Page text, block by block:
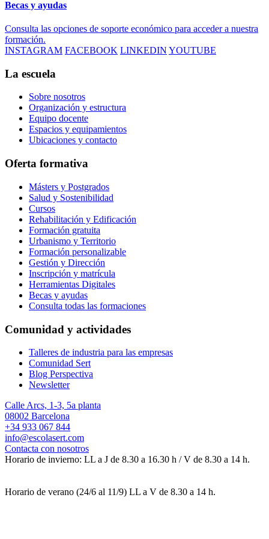
Becas y ayudas
Consulta las opciones de soporte económico para acceder a nuestra
formación.
INSTAGRAM FACEBOOK LINKEDIN YOUTUBE
La escuela
Sobre nosotros
Organización y estructura
Equipo docente
Espacios y equipamientos
Ubicaciones y contacto
Oferta formativa
Másters y Postgrados
Salud y Sostenibilidad
Cursos
Rehabilitación y Edificación
Formación gratuita
Urbanismo y Territorio
Formación personalizable
Gestión y Dirección
Inscripción y matrícula
Herramientas Digitales
Becas y ayudas
Consulta todas las formaciones
Comunidad y actividades
Talleres de industria para las empresas
Comunidad Sert
Blog Perspectiva
Newsletter
Calle Arcs, 1-3, 5a planta
08002 Barcelona
+34 933 067 844
info@escolasert.com
Contacta con nosotros
Horario de invierno: LL a J de 8.30 a 16.30 h / V de 8.30 a 14 h.
Horario de verano (24/6 al 11/9) LL a V de 8.30 a 14 h.